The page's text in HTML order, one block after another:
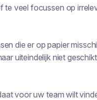
te veel focussen op
die er op papier
uiteindelijk niet
voor uw team wilt